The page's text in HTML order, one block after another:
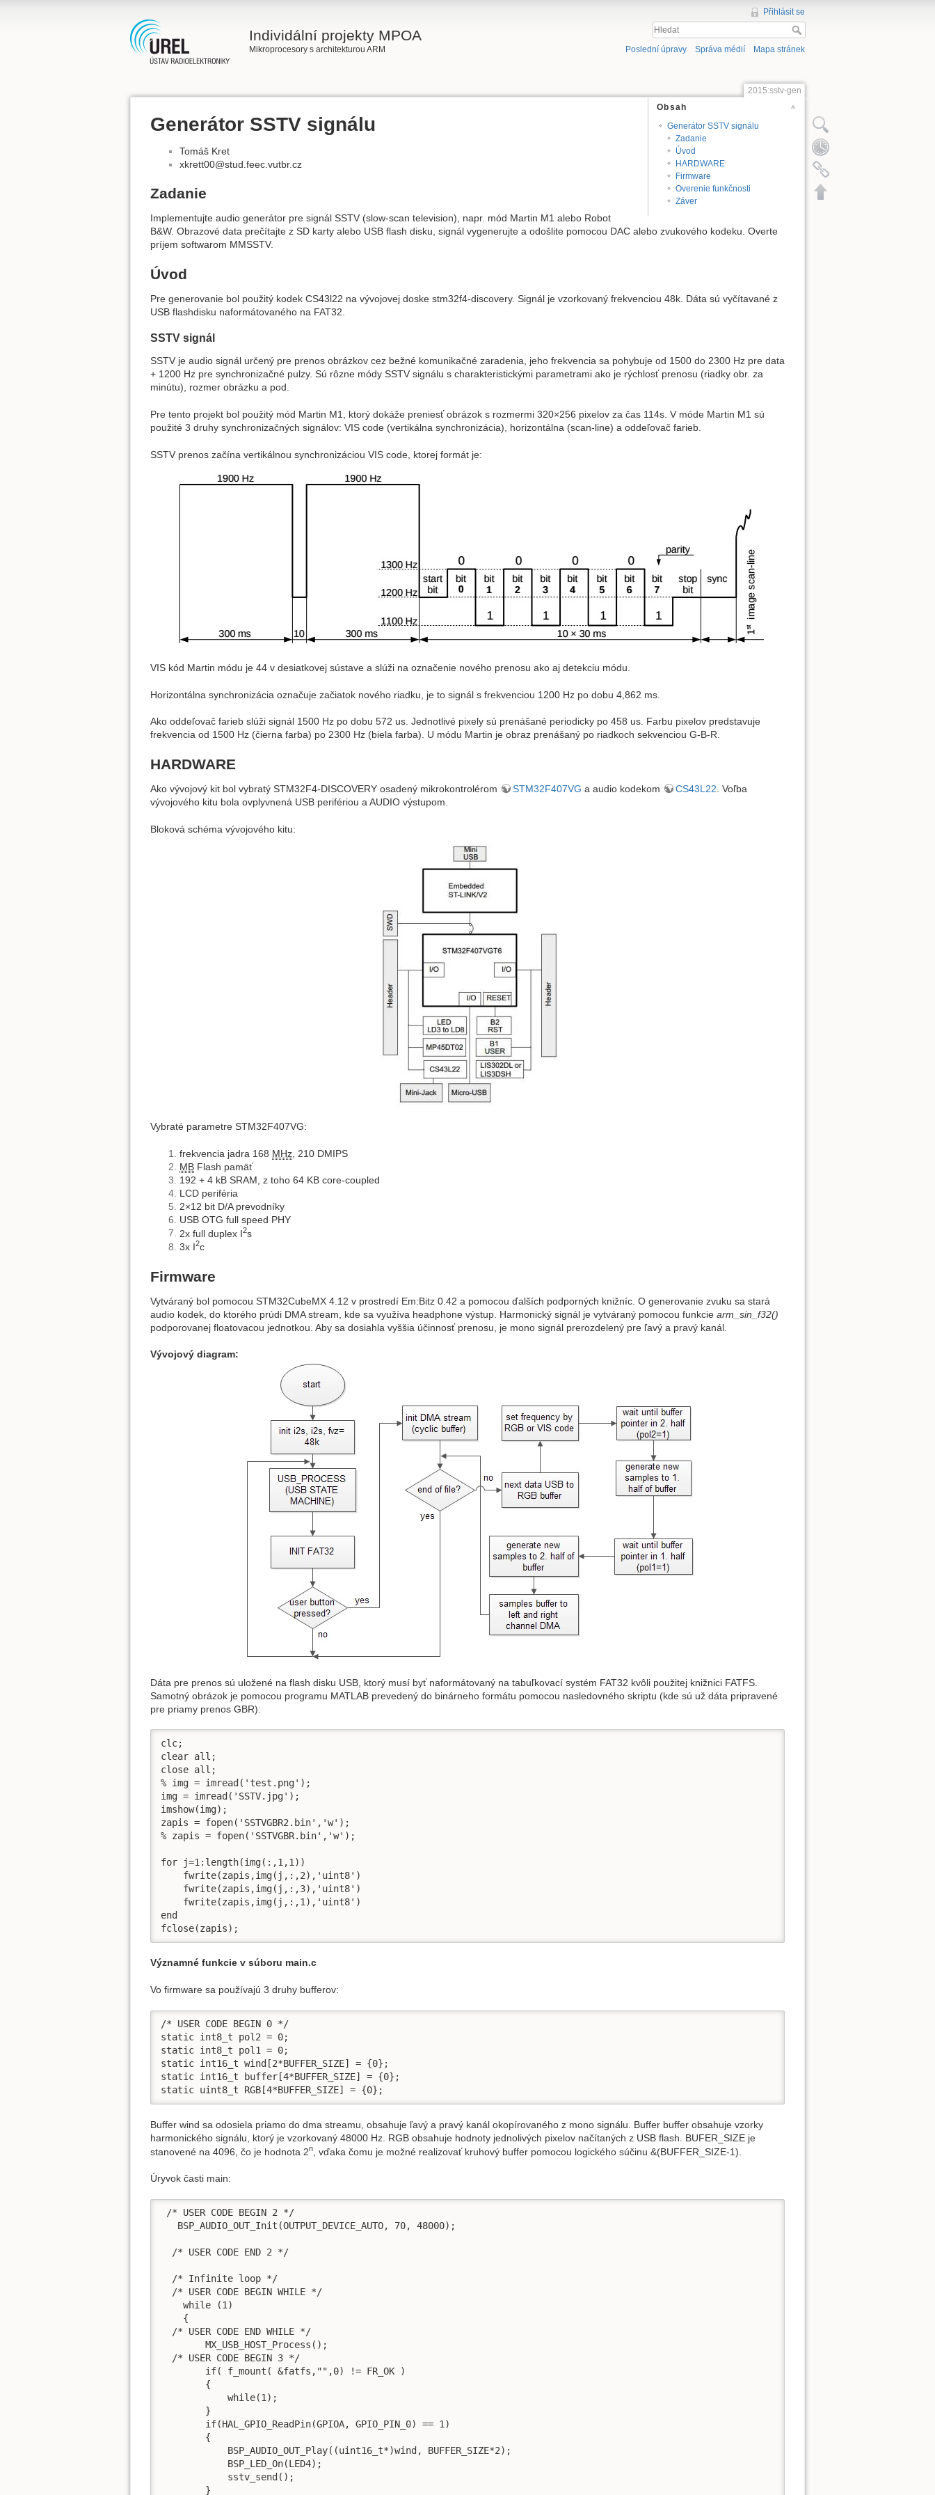
Individální projekty MPOA
Mikroprocesory s architekturou ARM
Přihlásit se
Poslední úpravy Správa médií Mapa stránek
2015:sstv-gen
Obsah
Generátor SSTV signálu
Zadanie
Úvod
HARDWARE
Firmware
Overenie funkčnosti
Záver
Generátor SSTV signálu
Tomáš Kret
xkrett00@stud.feec.vutbr.cz
Zadanie
Implementujte audio generátor pre signál SSTV (slow-scan television), napr. mód Martin M1 alebo Robot
B&W. Obrazové data prečítajte z SD karty alebo USB flash disku, signál vygenerujte a odošlite pomocou DAC alebo zvukového kodeku. Overte
príjem softwarom MMSSTV.
Úvod
Pre generovanie bol použitý kodek CS43l22 na vývojovej doske stm32f4-discovery. Signál je vzorkovaný frekvenciou 48k. Dáta sú vyčítavané z
USB flashdisku naformátovaného na FAT32.
SSTV signál
SSTV je audio signál určený pre prenos obrázkov cez bežné komunikačné zaradenia, jeho frekvencia sa pohybuje od 1500 do 2300 Hz pre data
+ 1200 Hz pre synchronizačné pulzy. Sú rôzne módy SSTV signálu s charakteristickými parametrami ako je rýchlosť prenosu (riadky obr. za
minútu), rozmer obrázku a pod.
Pre tento projekt bol použitý mód Martin M1, ktorý dokáže preniesť obrázok s rozmermi 320×256 pixelov za čas 114s. V móde Martin M1 sú
použité 3 druhy synchronizačných signálov: VIS code (vertikálna synchronizácia), horizontálna (scan-line) a oddeľovač farieb.
SSTV prenos začína vertikálnou synchronizáciou VIS code, ktorej formát je:
VIS kód Martin módu je 44 v desiatkovej sústave a slúži na označenie nového prenosu ako aj detekciu módu.
Horizontálna synchronizácia označuje začiatok nového riadku, je to signál s frekvenciou 1200 Hz po dobu 4,862 ms.
Ako oddeľovač farieb slúži signál 1500 Hz po dobu 572 us. Jednotlivé pixely sú prenášané periodicky po 458 us. Farbu pixelov predstavuje
frekvencia od 1500 Hz (čierna farba) po 2300 Hz (biela farba). U módu Martin je obraz prenášaný po riadkoch sekvenciou G-B-R.
HARDWARE
Ako vývojový kit bol vybratý STM32F4-DISCOVERY osadený mikrokontrolérom STM32F407VG a audio kodekom CS43L22 . Voľba
vývojového kitu bola ovplyvnená USB perifériou a AUDIO výstupom.
Bloková schéma vývojového kitu:
Vybraté parametre STM32F407VG:
frekvencia jadra 168 MHz , 210 DMIPS
MB Flash pamäť
192 + 4 kB SRAM, z toho 64 KB core-coupled
LCD periféria
2×12 bit D/A prevodníky
USB OTG full speed PHY
2x full duplex I2s
3x I2c
Firmware
Vytváraný bol pomocou STM32CubeMX 4.12 v prostredí Em:Bitz 0.42 a pomocou ďalších podporných knižníc. O generovanie zvuku sa stará
audio kodek, do ktorého prúdi DMA stream, kde sa využíva headphone výstup. Harmonický signál je vytváraný pomocou funkcie arm_sin_f32()
podporovanej floatovacou jednotkou. Aby sa dosiahla vyššia účinnosť prenosu, je mono signál prerozdelený pre ľavý a pravý kanál.
Vývojový diagram:
Dáta pre prenos sú uložené na flash disku USB, ktorý musí byť naformátovaný na tabuľkovací systém FAT32 kvôli použitej knižnici FATFS.
Samotný obrázok je pomocou programu MATLAB prevedený do binárneho formátu pomocou nasledovného skriptu (kde sú už dáta pripravené
pre priamy prenos GBR):
clc;
clear all;
close all;
% img = imread('test.png');
img = imread('SSTV.jpg');
imshow(img);
zapis = fopen('SSTVGBR2.bin','w');
% zapis = fopen('SSTVGBR.bin','w');
for j=1:length(img(:,1,1))
    fwrite(zapis,img(j,:,2),'uint8')
    fwrite(zapis,img(j,:,3),'uint8')
    fwrite(zapis,img(j,:,1),'uint8')
end
fclose(zapis);
Významné funkcie v súboru main.c
Vo firmware sa používajú 3 druhy bufferov:
/* USER CODE BEGIN 0 */
static int8_t pol2 = 0;
static int8_t pol1 = 0;
static int16_t wind[2*BUFFER_SIZE] = {0};
static int16_t buffer[4*BUFFER_SIZE] = {0};
static uint8_t RGB[4*BUFFER_SIZE] = {0};
Buffer wind sa odosiela priamo do dma streamu, obsahuje ľavý a pravý kanál okopírovaného z mono signálu. Buffer buffer obsahuje vzorky
harmonického signálu, ktorý je vzorkovaný 48000 Hz. RGB obsahuje hodnoty jednolivých pixelov načítaných z USB flash. BUFER_SIZE je
stanovené na 4096, čo je hodnota 2n , vďaka čomu je možné realizovať kruhový buffer pomocou logického súčinu &(BUFFER_SIZE-1).
Úryvok časti main:
/* USER CODE BEGIN 2 */
   BSP_AUDIO_OUT_Init(OUTPUT_DEVICE_AUTO, 70, 48000);
  /* USER CODE END 2 */
  /* Infinite loop */
  /* USER CODE BEGIN WHILE */
    while (1)
    {
  /* USER CODE END WHILE */
        MX_USB_HOST_Process();
  /* USER CODE BEGIN 3 */
        if( f_mount( &fatfs,"",0) != FR_OK )
        {
            while(1);
        }
        if(HAL_GPIO_ReadPin(GPIOA, GPIO_PIN_0) == 1)
        {
            BSP_AUDIO_OUT_Play((uint16_t*)wind, BUFFER_SIZE*2);
            BSP_LED_On(LED4);
            sstv_send();
        }